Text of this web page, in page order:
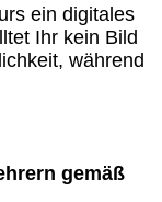
ein digitales
Ihr kein Bild
während
gemäß